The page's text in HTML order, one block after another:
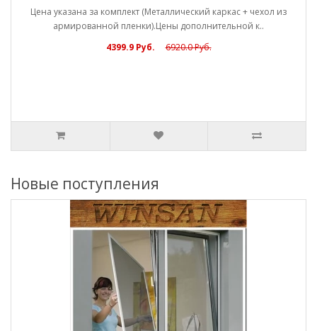
Цена указана за комплект (Металлический каркас + чехол из
армированной пленки).Цены дополнительной к..
4399.9 Руб.
6920.0 Руб.
Новые поступления